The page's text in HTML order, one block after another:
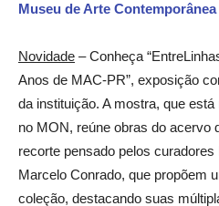
Museu de Arte
Novidade – Conheça
Anos de MAC-PR”, exposição
da instituição. A mostra, que
no MON, reúne obras do acervo
recorte pensado pelos
Marcelo Conrado, que propõem
coleção, destacando suas